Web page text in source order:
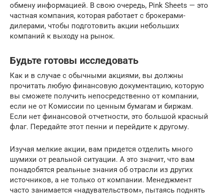
обмену информацией. В свою очередь, Pink Sheets — это
частная компания, которая работает с брокерами-
дилерами, чтобы подготовить акции небольших
компаний к выходу на рынок.
Будьте готовы исследовать
Как и в случае с обычными акциями, вы должны
прочитать любую финансовую документацию, которую
вы сможете получить непосредственно от компании,
если не от Комиссии по ценным бумагам и биржам.
Если нет финансовой отчетности, это большой красный
флаг. Передайте этот пенни и перейдите к другому.
Изучая мелкие акции, вам придется отделить много
шумихи от реальной ситуации. А это значит, что вам
понадобятся реальные знания об отрасли из других
источников, а не только от компании. Менеджмент
часто занимается «надувательством», пытаясь поднять